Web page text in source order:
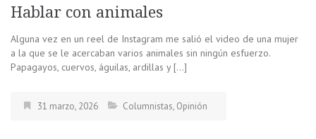
Hablar con animales
Alguna vez en un reel de Instagram me salió el video de una mujer
a la que se le acercaban varios animales sin ningún esfuerzo.
Papagayos, cuervos, águilas, ardillas y […]
31 marzo, 2026 Columnistas, Opinión